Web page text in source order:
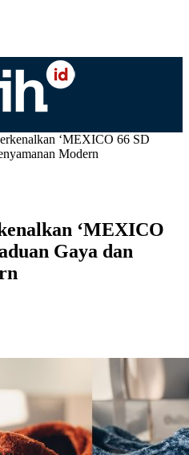
‘MEXICO 66 SD
Modern
‘MEXICO
Gaya dan